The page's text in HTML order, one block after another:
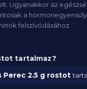
Ugyanakkor az
a
felszívódásához.
tartalmaz?
Perec 2.5 g rostot